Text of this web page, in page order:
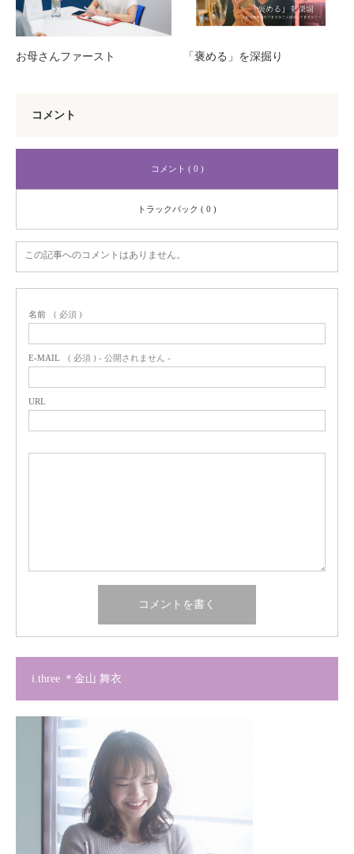
お母さんファースト 「褒める」を深掘り
コメント
コメント ( 0 )
トラックバック ( 0 )
この記事へのコメントはありません。
名前 ( 必須 )
E-MAIL ( 必須 ) - 公開されません -
URL
i.three ＊金山 舞衣